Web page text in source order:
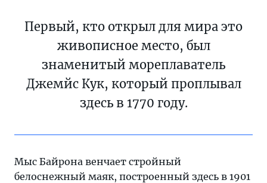
Первый, кто открыл для мира это
живописное место, был
знаменитый мореплаватель
Джемйс Кук, который проплывал
здесь в 1770 году.
Мыс Байрона венчает стройный
белоснежный маяк, построенный здесь в 1901